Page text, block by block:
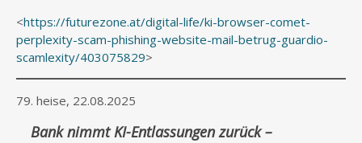
<https://futurezone.at/digital-life/ki-browser-comet-
perplexity-scam-phishing-website-mail-betrug-guardio-
scamlexity/403075829>
79. heise, 22.08.2025
Bank nimmt KI-Entlassungen zurück –